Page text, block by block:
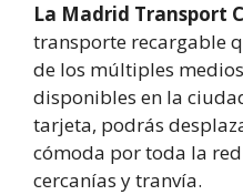
La Madrid Transport
transporte recargable
de los múltiples
disponibles en la
tarjeta, podrás
cómoda por toda la
cercanías y tranvía.